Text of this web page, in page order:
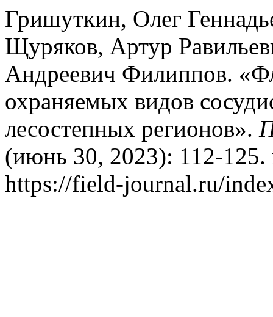
Гришуткин, Олег
Щуряков, Артур
Андреевич Филиппов.
охраняемых видов
лесостепных регионов».
(июнь 30, 2023): 112-125.
https://field-journal.ru/